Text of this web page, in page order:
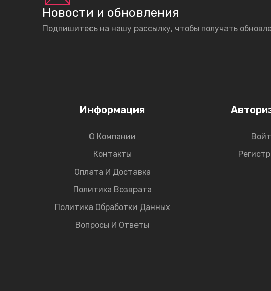
Новости и обновления
Подпишитесь на нашу рассылку, чтобы получать
Информация
О Компании
Контакты
Оплата И Доставка
Политика Возврата
Политика Обработки Данных
Вопросы И Ответы